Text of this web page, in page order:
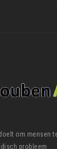
om mensen
probleem.